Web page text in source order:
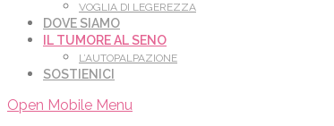
VOGLIA DI LEGEREZZA
DOVE SIAMO
IL TUMORE AL SENO
L’AUTOPALPAZIONE
SOSTIENICI
Open Mobile Menu